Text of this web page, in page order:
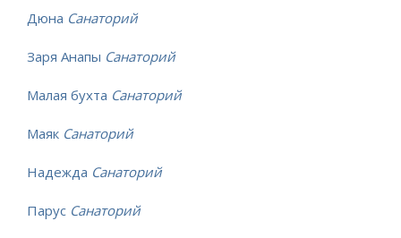
Дюна Санаторий
Заря Анапы Санаторий
Малая бухта Санаторий
Маяк Санаторий
Надежда Санаторий
Парус Санаторий